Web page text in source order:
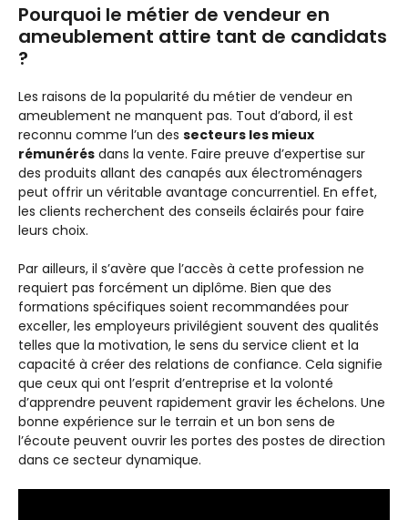
Pourquoi le métier de vendeur en
ameublement attire tant de candidats
?
Les raisons de la popularité du métier de vendeur en
ameublement ne manquent pas. Tout d’abord, il est
reconnu comme l’un des secteurs les mieux
rémunérés dans la vente. Faire preuve d’expertise sur
des produits allant des canapés aux électroménagers
peut offrir un véritable avantage concurrentiel. En effet,
les clients recherchent des conseils éclairés pour faire
leurs choix.
Par ailleurs, il s’avère que l’accès à cette profession ne
requiert pas forcément un diplôme. Bien que des
formations spécifiques soient recommandées pour
exceller, les employeurs privilégient souvent des qualités
telles que la motivation, le sens du service client et la
capacité à créer des relations de confiance. Cela signifie
que ceux qui ont l’esprit d’entreprise et la volonté
d’apprendre peuvent rapidement gravir les échelons. Une
bonne expérience sur le terrain et un bon sens de
l’écoute peuvent ouvrir les portes des postes de direction
dans ce secteur dynamique.